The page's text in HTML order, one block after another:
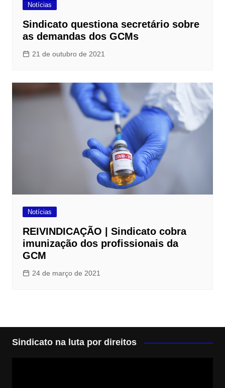
Notícias
Sindicato questiona secretário sobre
as demandas dos GCMs
21 de outubro de 2021
Notícias
REIVINDICAÇÃO | Sindicato cobra
imunização dos profissionais da
GCM
24 de março de 2021
Sindicato na luta por direitos